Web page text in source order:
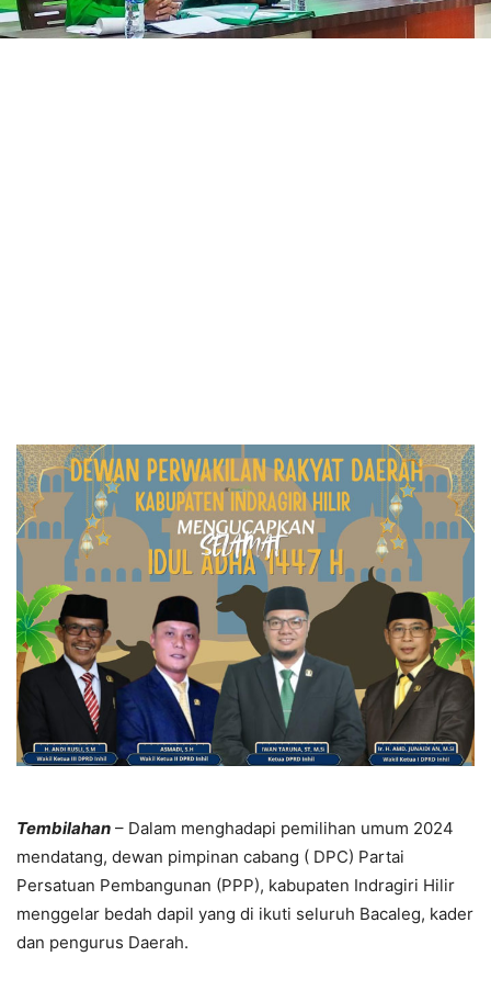
Tembilahan – Dalam menghadapi pemilihan umum 2024
mendatang, dewan pimpinan cabang ( DPC) Partai
Persatuan Pembangunan (PPP), kabupaten Indragiri Hilir
menggelar bedah dapil yang di ikuti seluruh Bacaleg, kader
dan pengurus Daerah.